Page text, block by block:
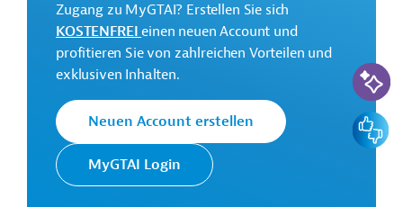
Gesamtkosten:
150 Millionen US-Dollar
Geberbeitrag:
150 Millionen US-Dollar (Darlehen; beantragt)
Kontaktadresse
Zugang zu MyGTAI? Erstellen Sie sich
KOSTENFREIeinen neuen Account und
profitieren Sie von zahlreichen Vorteilen und
exklusiven Inhalten.
Neuen Account erstellen
MyGTAI Login
KI-